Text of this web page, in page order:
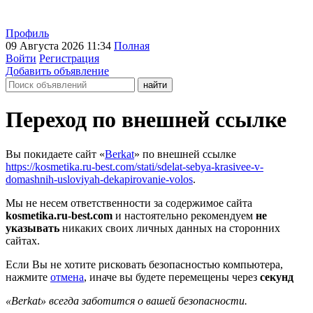
Профиль
09 Августа 2026 11:34 Полная
Войти Регистрация
Добавить объявление
Переход по внешней ссылке
Вы покидаете сайт «Berkat» по внешней ссылке
https://kosmetika.ru-best.com/stati/sdelat-sebya-krasivee-v-
domashnih-usloviyah-dekapirovanie-volos.
Мы не несем ответственности за содержимое сайта
kosmetika.ru-best.com и настоятельно рекомендуем не
указывать никаких своих личных данных на сторонних
сайтах.
Если Вы не хотите рисковать безопасностью компьютера,
нажмите отмена, иначе вы будете перемещены через секунд
«Berkat» всегда заботится о вашей безопасности.